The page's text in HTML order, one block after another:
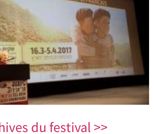
du festival >>